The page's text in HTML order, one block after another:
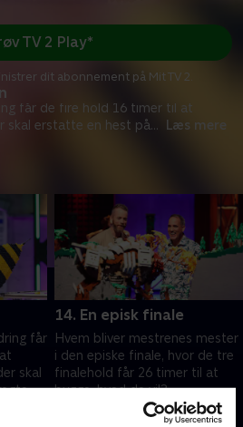
får de fire hold 16 timer til at
skal erstatte en hest på... Læs mere
TV 2 Play*
dit abonnement på Mit TV 2.
får
skal
14. En episk finale
Hvem bliver mestrenes mester
i den episke finale, hvor de tre
finalehold får 26 timer til at
bygge, hvad de vil?.
22. december 2024 • 70 min